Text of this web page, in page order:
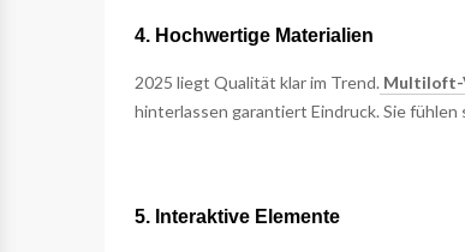
4. Hochwertige Materialien
2025 liegt Qualität klar im Trend. Multiloft-
hinterlassen garantiert Eindruck. Sie fühlen
5. Interaktive Elemente